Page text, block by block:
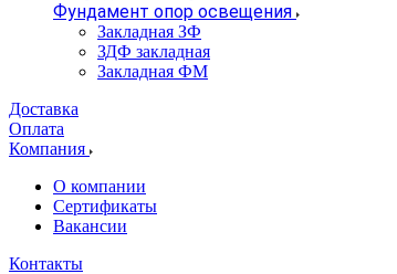
Фундамент опор освещения
Закладная ЗФ
ЗДФ закладная
Закладная ФМ
Доставка
Оплата
Компания
О компании
Сертификаты
Вакансии
Контакты